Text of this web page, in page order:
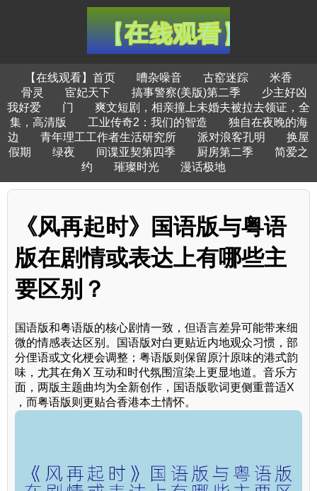
【在线观看】首页 嘈杂噪音 古窑迷踪
米香
骨灵
宦妃天下 搞事警察(美版)第二季
少主好凶
我好爱
门
爽文短剧，相亲撞上未婚夫被拉去领证，全
集，高清版
工业传奇2：我们的智造
独自在夜晚的海
边
青年理工工作者生活研究所 派对浪客孔明
换屋
假期
绿夜 间谍亚契第四季 厨房第二季
简爱之
约
璀璨时光 漫话极地
《风再起时》国语版与粤语
版在剧情或表达上有哪些主
要区别？
国语版和粤语版的核心剧情一致，但语言差异可能带来细
微的情感表达区别。国语版对白更贴近内地观众习惯，部
分俚语或文化梗会调整；粤语版则保留原汁原味的港式韵
味，尤其在角X 互动和时代氛围渲染上更显地道。音乐方
面，两版主题曲均为全新创作，国语版歌词更侧重普适X
，而粤语版则更贴合香港本土情怀。